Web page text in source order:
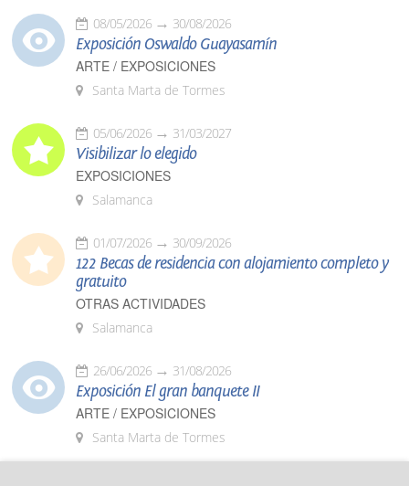
08/05/2026 30/08/2026
Exposición Oswaldo Guayasamín
ARTE / EXPOSICIONES
Santa Marta de Tormes
05/06/2026 31/03/2027
Visibilizar lo elegido
EXPOSICIONES
Salamanca
01/07/2026 30/09/2026
122 Becas de residencia con alojamiento completo y
gratuito
OTRAS ACTIVIDADES
Salamanca
26/06/2026 31/08/2026
Exposición El gran banquete II
ARTE / EXPOSICIONES
Santa Marta de Tormes